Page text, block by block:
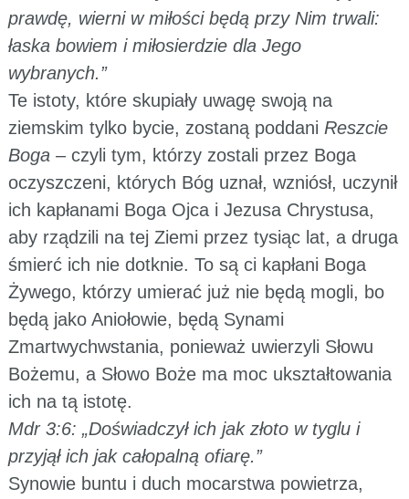
prawdę, wierni w miłości będą przy Nim trwali:
łaska bowiem i miłosierdzie dla Jego
wybranych.”
Te istoty, które skupiały uwagę swoją na
ziemskim tylko bycie, zostaną poddani Reszcie
Boga– czyli tym, którzy zostali przez Boga
oczyszczeni, których Bóg uznał, wzniósł, uczynił
ich kapłanami Boga Ojca i Jezusa Chrystusa,
aby rządzili na tej Ziemi przez tysiąc lat, a druga
śmierć ich nie dotknie. To są ci kapłani Boga
Żywego, którzy umierać już nie będą mogli, bo
będą jako Aniołowie, będą Synami
Zmartwychwstania, ponieważ uwierzyli Słowu
Bożemu, a Słowo Boże ma moc ukształtowania
ich na tą istotę.
Mdr 3:6: „Doświadczył ich jak złoto w tyglu i
przyjął ich jak całopalną ofiarę.”
Synowie buntu i duch mocarstwa powietrza,